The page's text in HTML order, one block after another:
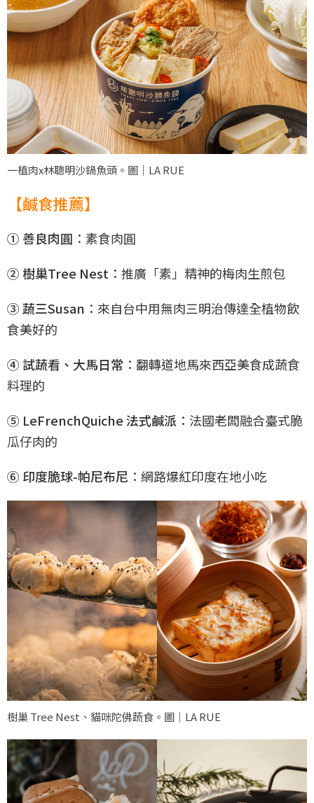
一植肉x林聰明沙鍋魚頭。圖｜LA RUE
【鹹食推薦】
① 善良肉圓 ：素食肉圓
② 樹巢Tree Nest ：推廣「素」精神的梅肉生煎包
③ 蔬三Susan ：來自台中用無肉三明治傳達全植物飲
食美好的
④ 試蔬看、大馬日常 ：翻轉道地馬來西亞美食成蔬食
料理的
⑤ LeFrenchQuiche 法式鹹派 ：法國老闆融合臺式脆
瓜仔肉的
⑥ 印度脆球-帕尼布尼 ：網路爆紅印度在地小吃
樹巢 Tree Nest、貓咪陀佛蔬食。圖｜LA RUE